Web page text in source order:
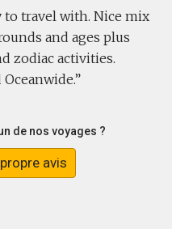
to travel with. Nice mix
and ages plus
zodiac activities.
de nos voyages ?
avis